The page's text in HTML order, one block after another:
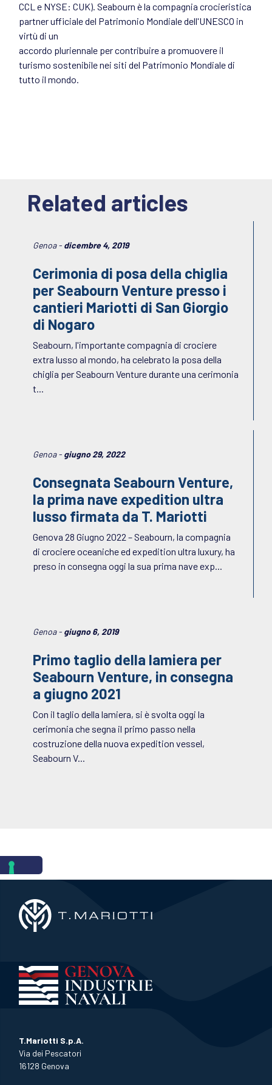
CCL e NYSE: CUK). Seabourn è la compagnia crocieristica
partner ufficiale del Patrimonio Mondiale dell'UNESCO in
virtù di un
accordo pluriennale per contribuire a promuovere il
turismo sostenibile nei siti del Patrimonio Mondiale di
tutto il mondo.
Related articles
Genoa - dicembre 4, 2019
Cerimonia di posa della chiglia
per Seabourn Venture presso i
cantieri Mariotti di San Giorgio
di Nogaro
Seabourn, l'importante compagnia di crociere
extra lusso al mondo, ha celebrato la posa della
chiglia per Seabourn Venture durante una cerimonia
t...
Genoa - giugno 29, 2022
Consegnata Seabourn Venture,
la prima nave expedition ultra
lusso firmata da T. Mariotti
Genova 28 Giugno 2022 – Seabourn, la compagnia
di crociere oceaniche ed expedition ultra luxury, ha
preso in consegna oggi la sua prima nave exp...
Genoa - giugno 6, 2019
Primo taglio della lamiera per
Seabourn Venture, in consegna
a giugno 2021
Con il taglio della lamiera, si è svolta oggi la
cerimonia che segna il primo passo nella
costruzione della nuova expedition vessel,
Seabourn V...
T.Mariotti S.p.A.
Via dei Pescatori
16128 Genova